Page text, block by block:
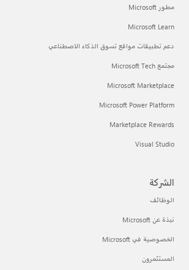
مطور Microsoft
Microsoft Learn
دعم تطبيقات مواقع تسوق الذكاء الاصطناعي
مجتمع Microsoft Tech
Microsoft Marketplace
Microsoft Power Platform
Marketplace Rewards
Visual Studio
الشركة
الوظائف
نبذة عن Microsoft
الخصوصية في Microsoft
المستثمرون